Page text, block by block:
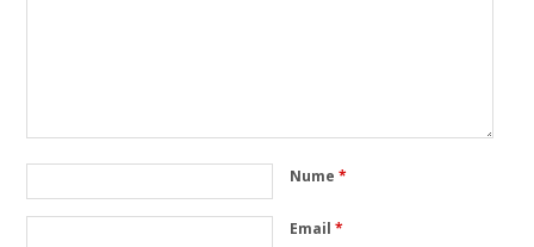
Nume *
Email *